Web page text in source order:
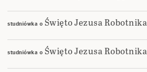
studniówka o Święto Jezusa Robotnika
studniówka o Święto Jezusa Robotnika